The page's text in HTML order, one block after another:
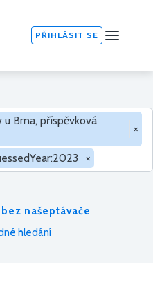
PŘIHLÁSIT SE
u Brna, příspěvková
×
×
našeptávače
hledání